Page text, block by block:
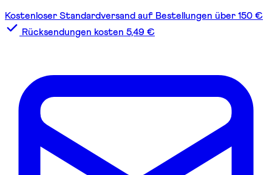
Kostenloser Standardversand auf Bestellungen über 150 €
Rücksendungen kosten 5,49 €